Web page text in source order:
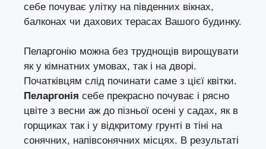
себе почуває улітку на південних вікнах,
балконах чи дахових терасах Вашого будинку.
Пеларгонію можна без труднощів вирощувати
як у кімнатних умовах, так і на дворі.
Початківцям слід починати саме з цієї квітки.
Пеларгонія себе прекрасно почуває і рясно
цвіте з весни аж до пізньої осені у садах, як в
горщиках так і у відкритому грунті в тіні на
сонячних, напівсонячних місцях. В результаті